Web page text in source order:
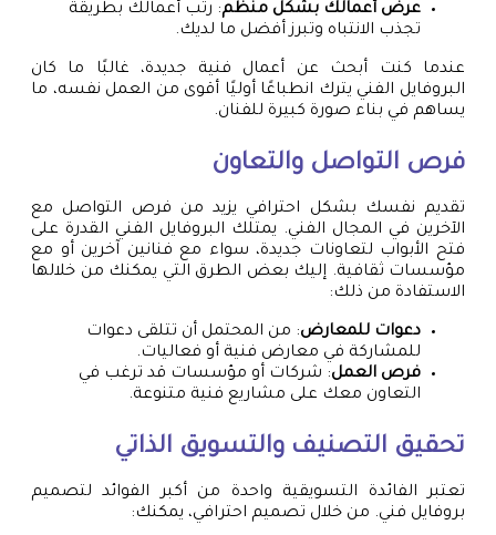
عرض أعمالك بشكل منظم: رتب أعمالك بطريقة
تجذب الانتباه وتبرز أفضل ما لديك.
عندما كنت أبحث عن أعمال فنية جديدة، غالبًا ما كان
البروفايل الفني يترك انطباعًا أوليًا أقوى من العمل نفسه، ما
يساهم في بناء صورة كبيرة للفنان.
فرص التواصل والتعاون
تقديم نفسك بشكل احترافي يزيد من فرص التواصل مع
الآخرين في المجال الفني. يمتلك البروفايل الفني القدرة على
فتح الأبواب لتعاونات جديدة، سواء مع فنانين آخرين أو مع
مؤسسات ثقافية. إليك بعض الطرق التي يمكنك من خلالها
الاستفادة من ذلك:
دعوات للمعارض: من المحتمل أن تتلقى دعوات
للمشاركة في معارض فنية أو فعاليات.
فرص العمل: شركات أو مؤسسات قد ترغب في
التعاون معك على مشاريع فنية متنوعة.
تحقيق التصنيف والتسويق الذاتي
تعتبر الفائدة التسويقية واحدة من أكبر الفوائد لتصميم
بروفايل فني. من خلال تصميم احترافي، يمكنك: